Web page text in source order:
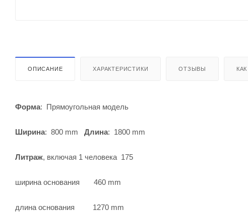
ОПИСАНИЕ ХАРАКТЕРИСТИКИ ОТЗЫВЫ
Форма: Прямоугольная модель
Ширина: 800 mm Длина: 1800 mm
Литраж, включая 1 человека 175
ширина основания 460 mm
длина основания 1270 mm